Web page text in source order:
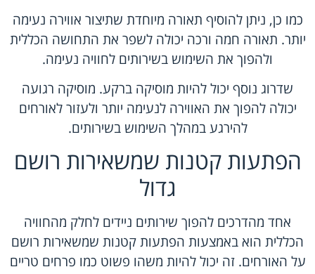
כמו כן, ניתן להוסיף תאורה מיוחדת שתיצור אווירה נעימה
יותר. תאורה חמה ורכה יכולה לשפר את התחושה הכללית
ולהפוך את השימוש בשירותים לחוויה נעימה.
שדרוג נוסף יכול להיות מוסיקה ברקע. מוסיקה רגועה
יכולה להפוך את האווירה לנעימה יותר ולעזור לאורחים
להירגע במהלך השימוש בשירותים.
הפתעות קטנות שמשאירות רושם
גדול
אחד מהדרכים להפוך שירותים ניידים לחלק מהחוויה
הכללית הוא באמצעות הפתעות קטנות שמשאירות רושם
על האורחים. זה יכול להיות משהו פשוט כמו פרחים טריים